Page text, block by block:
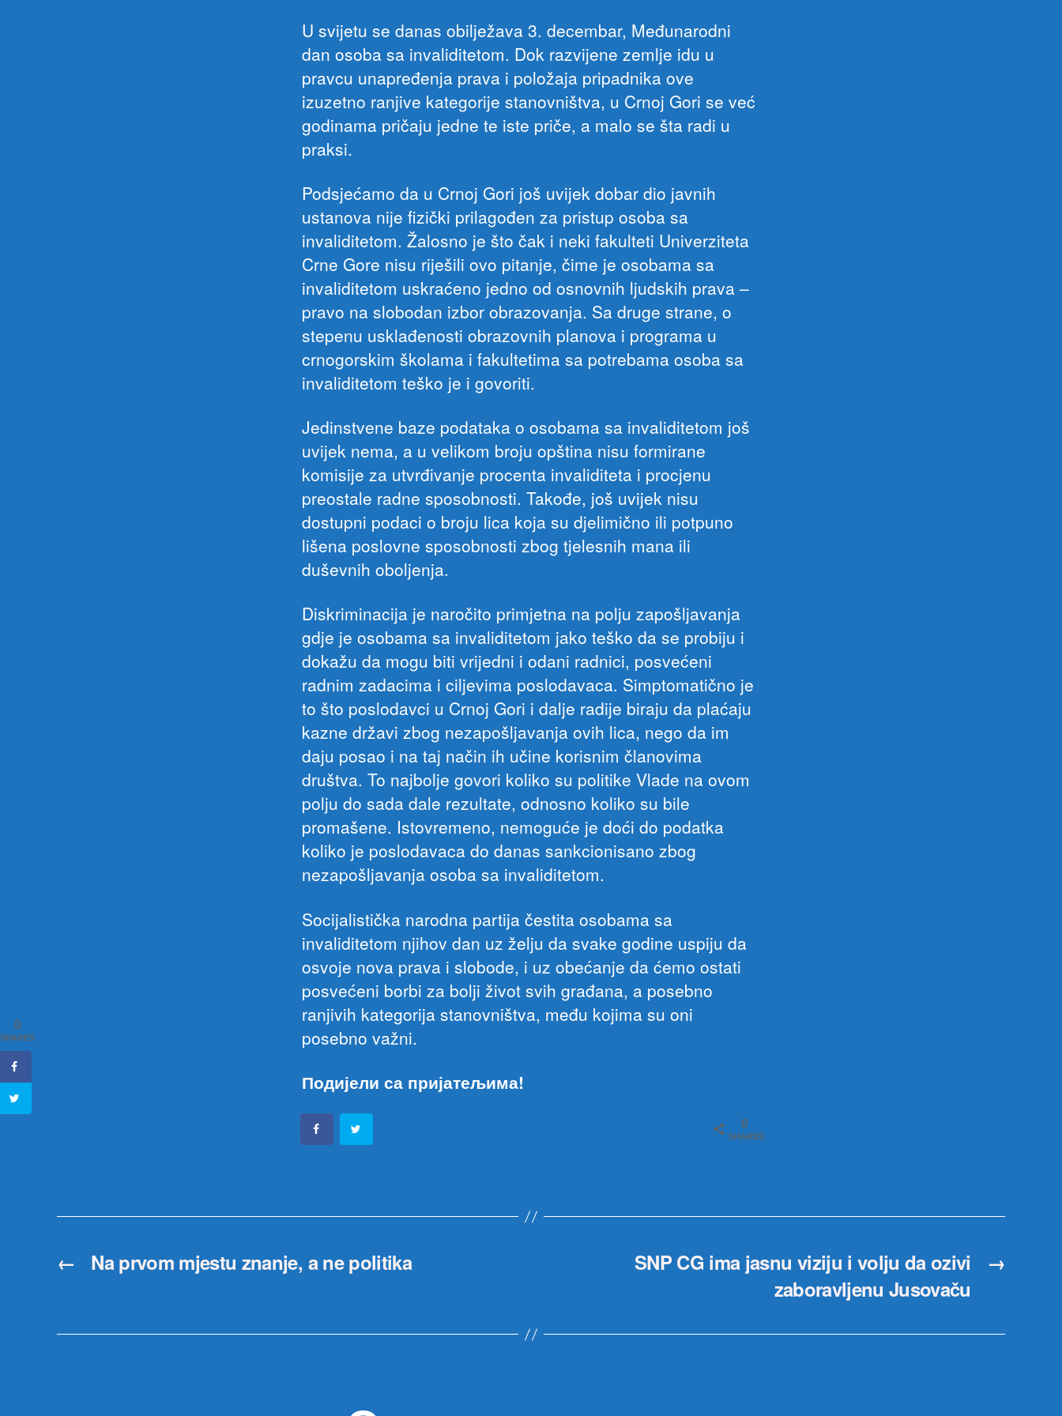
U svijetu se danas obilježava 3. decembar, Međunarodni
dan osoba sa invaliditetom. Dok razvijene zemlje idu u
pravcu unapređenja prava i položaja pripadnika ove
izuzetno ranjive kategorije stanovništva, u Crnoj Gori se već
godinama pričaju jedne te iste priče, a malo se šta radi u
praksi.
Podsjećamo da u Crnoj Gori još uvijek dobar dio javnih
ustanova nije fizički prilagođen za pristup osoba sa
invaliditetom. Žalosno je što čak i neki fakulteti Univerziteta
Crne Gore nisu riješili ovo pitanje, čime je osobama sa
invaliditetom uskraćeno jedno od osnovnih ljudskih prava –
pravo na slobodan izbor obrazovanja. Sa druge strane, o
stepenu usklađenosti obrazovnih planova i programa u
crnogorskim školama i fakultetima sa potrebama osoba sa
invaliditetom teško je i govoriti.
Jedinstvene baze podataka o osobama sa invaliditetom još
uvijek nema, a u velikom broju opština nisu formirane
komisije za utvrđivanje procenta invaliditeta i procjenu
preostale radne sposobnosti. Takođe, još uvijek nisu
dostupni podaci o broju lica koja su djelimično ili potpuno
lišena poslovne sposobnosti zbog tjelesnih mana ili
duševnih oboljenja.
Diskriminacija je naročito primjetna na polju zapošljavanja
gdje je osobama sa invaliditetom jako teško da se probiju i
dokažu da mogu biti vrijedni i odani radnici, posvećeni
radnim zadacima i ciljevima poslodavaca. Simptomatično je
to što poslodavci u Crnoj Gori i dalje radije biraju da plaćaju
kazne državi zbog nezapošljavanja ovih lica, nego da im
daju posao i na taj način ih učine korisnim članovima
društva. To najbolje govori koliko su politike Vlade na ovom
polju do sada dale rezultate, odnosno koliko su bile
promašene. Istovremeno, nemoguće je doći do podatka
koliko je poslodavaca do danas sankcionisano zbog
nezapošljavanja osoba sa invaliditetom.
Socijalistička narodna partija čestita osobama sa
invaliditetom njihov dan uz želju da svake godine uspiju da
osvoje nova prava i slobode, i uz obećanje da ćemo ostati
posvećeni borbi za bolji život svih građana, a posebno
ranjivih kategorija stanovništva, među kojima su oni
posebno važni.
Подијели са пријатељима!
0
SHARES
← Na prvom mjestu znanje, a ne politika →
SNP CG ima jasnu viziju i volju da ozivi
zaboravljenu Jusovaču
0
SHARES